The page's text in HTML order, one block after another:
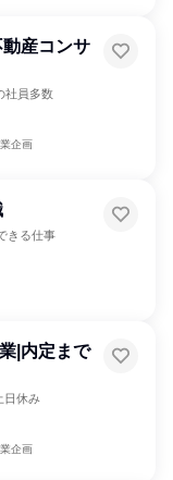
産コンサ
社員多数
企画
きる仕事
|内定まで
日休み
企画